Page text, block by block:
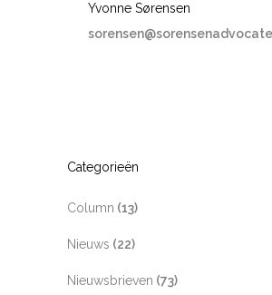
Yvonne Sørensen
Categorieën
Column (13)
Nieuws (22)
Nieuwsbrieven (73)